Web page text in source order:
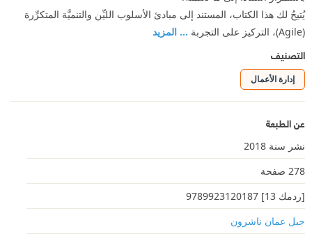
يُتيحُ لك هذا الكتاب، المستند إلى مبادئ الأسلوب الليِّن والتنميَّة المتكرِّرة
(Agile)، التركيز على التجربة
... المزيد
التصنيف
إدارة الأعمال
عن الطبعة
نشر سنة 2018
278 صفحة
[ردمك 13] 9789923120187
جبل عمان ناشرون